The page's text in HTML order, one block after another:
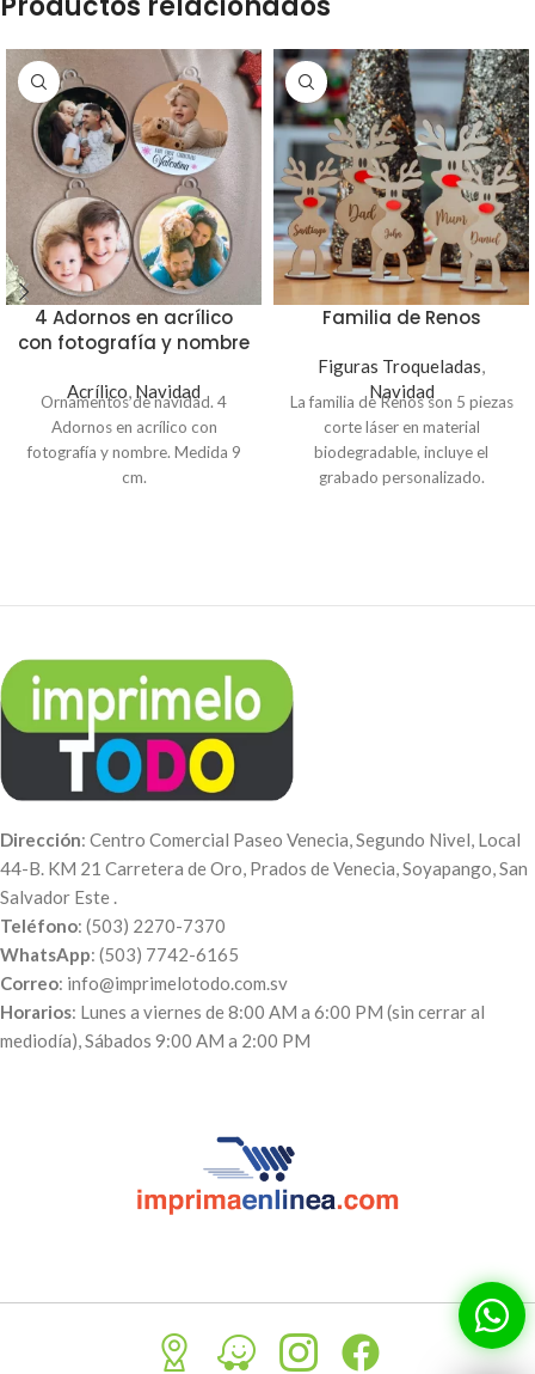
4 Adornos en acrílico
con fotografía y nombre
Acrílico, Navidad
Ornamentos de navidad. 4
Adornos en acrílico con
fotografía y nombre. Medida 9
cm.
Familia de Renos
Figuras Troqueladas,
Navidad
La familia de Renos son 5 piezas
corte láser en material
biodegradable, incluye el
grabado personalizado.
3 Piezas troqueladas de 15 cm
info@imprimelotodo.com.sv
pago a través de nuestra página
orden. A tu correo te enviaremos
el comprobante de pago, el
número de pedido y el día en qué
Dirección: Centro Comercial Paseo Venecia, Segundo Nivel, Local
44-B. KM 21 Carretera de Oro, Prados de Venecia, Soyapango, San
Salvador Este .
Teléfono: (503) 2270-7370
WhatsApp: (503) 7742-6165
Correo: info@imprimelotodo.com.sv
Horarios: Lunes a viernes de 8:00 AM a 6:00 PM (sin cerrar al
mediodía), Sábados 9:00 AM a 2:00 PM